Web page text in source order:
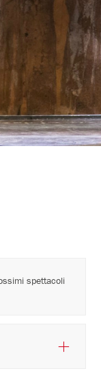
spettacoli